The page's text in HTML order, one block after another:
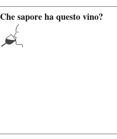
Che sapore ha questo vino?